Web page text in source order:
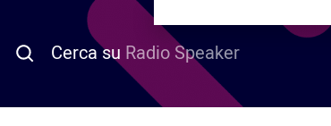
Cerca su Radio Speaker